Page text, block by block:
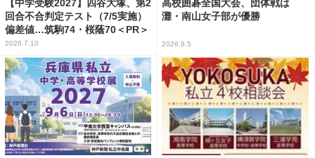
【中学受験2027】四谷大塚、第2
回合不合判定テスト（7/5実施）
偏差値…筑駒74・桜蔭70＜PR＞
2026.7.10
高校囲碁全国大会、団体戦は
灘・南山女子部が優勝
2026.8.5